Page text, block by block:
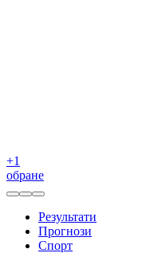
+1
обране
Результати
Прогнози
Спорт